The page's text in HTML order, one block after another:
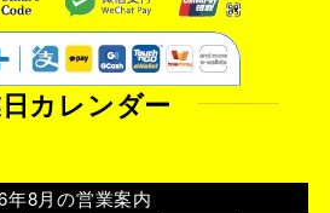
カレンダー
年8月の営業案内